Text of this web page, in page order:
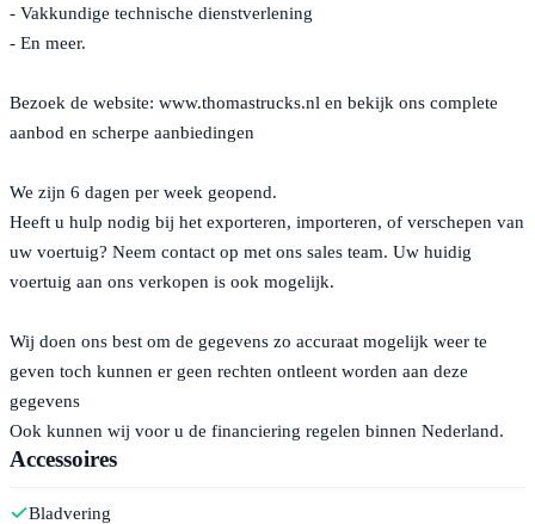
- Vakkundige technische dienstverlening
- En meer.
Bezoek de website: www.thomastrucks.nl en bekijk ons complete
aanbod en scherpe aanbiedingen
We zijn 6 dagen per week geopend.
Heeft u hulp nodig bij het exporteren, importeren, of verschepen van
uw voertuig? Neem contact op met ons sales team. Uw huidig
voertuig aan ons verkopen is ook mogelijk.
Wij doen ons best om de gegevens zo accuraat mogelijk weer te
geven toch kunnen er geen rechten ontleent worden aan deze
gegevens
Ook kunnen wij voor u de financiering regelen binnen Nederland.
Accessoires
Bladvering